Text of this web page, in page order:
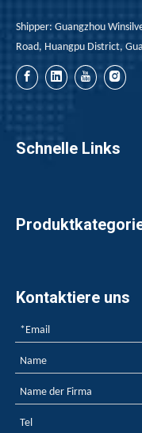
Die YINSU-Firma
Shipper: Guangzhou
Road, Huangpu District,
Schnelle Links
Kontaktiere uns